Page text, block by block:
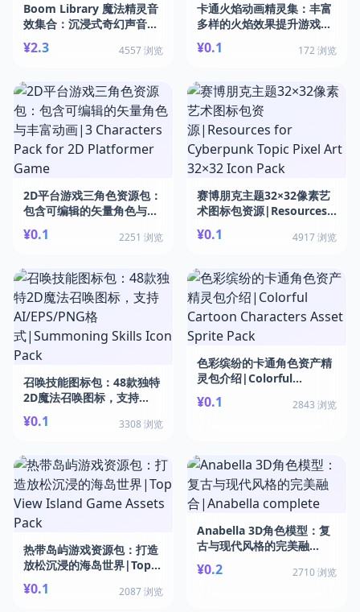
Boom Library 魔法精灵音
效集合：沉浸式奇幻声音体
验|Boom Library - Magic
Wisp (Construction Kit -
¥2.3 4557 浏览
卡通火焰动画精灵集：丰富
多样的火焰效果提升游戏视
觉表现|Cartoon Fire
Flame Animation Sprite
¥0.1 172 浏览
2D平台游戏三角色资源包：
包含可编辑的矢量角色与丰
富动画|3 Characters Pack
for 2D Platformer Game
¥0.1 2251 浏览
赛博朋克主题32×32像素艺
术图标包资源|Resources
for Cyberpunk Topic
Pixel Art 32×32 Icon Pack
¥0.1 4917 浏览
召唤技能图标包：48款独特
2D魔法召唤图标，支持
AI/EPS/PNG格
式|Summoning Skills
¥0.1 3308 浏览
色彩缤纷的卡通角色资产精
灵包介绍|Colorful
Cartoon Characters
Asset Sprite Pack
¥0.1 2843 浏览
热带岛屿游戏资源包：打造
放松沉浸的海岛世界|Top
View Island Game Assets
Pack
¥0.1 2087 浏览
Anabella 3D角色模型：复
古与现代风格的完美融
合|Anabella complete
¥0.2 2710 浏览